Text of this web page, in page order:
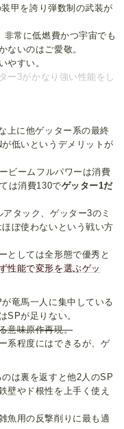
甲を誇り弾数制の武装が
常に低燃費かつ宇宙でも
ないのはご愛敬。
やすい。
ー3がかなり強い性能をし
上に他ゲッター系の最終
低いというデメリットが
ビームフルパワーは消費
は消費130でゲッター1だ
タック、ゲッター3のミ
ぼ使わないという戦い方
としては全形態で優秀と
性能で変形を選ぶゲッ
竜馬一人に集中している
SPが足りない。
意味原作再現。
系程度にはできるが、ゲ
は裏を返すと他2人のSP
壁やド根性を上手く使え
魚用の反撃削りに最も適